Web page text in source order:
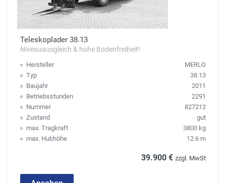
Teleskoplader 38.13
Niveauausgleich & hohe Bodenfreiheit!
Hersteller
MERLO
Typ
38.13
Baujahr
2011
Betriebsstunden
2291
Nummer
827212
Zustand
gut
max. Tragkraft
3800 kg
max. Hubhöhe
12.6 m
39.900 € zzgl. MwSt